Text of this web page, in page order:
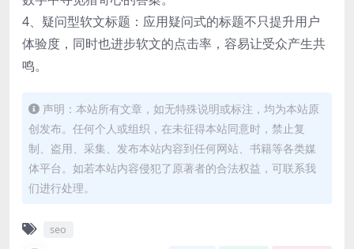
4、疑问型软文标题：应用疑问式的标题不只提升用户
体验度，同时也进步软文的点击率，容易让受众产生共
鸣。
声明：本站所有文章，如无特殊说明或标注，均为本站原
创发布。任何个人或组织，在未征得本站同意时，禁止复
制、盗用、采集、发布本站内容到任何网站、书籍等各类媒
体平台。如若本站内容侵犯了原著者的合法权益，可联系我
们进行处理。
seo